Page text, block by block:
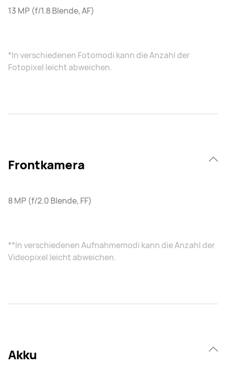
13 MP (f/1.8 Blende, AF)
*In verschiedenen Fotomodi kann die Anzahl der
Fotopixel leicht abweichen.
Frontkamera
8 MP (f/2.0 Blende, FF)
**In verschiedenen Aufnahmemodi kann die Anzahl der
Videopixel leicht abweichen.
Akku